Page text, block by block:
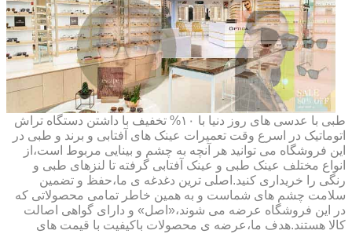
طبی با عدسی های روز دنیا با ۱۰% تخفیف با داشتن دستگاه تراش
اتوماتیک در اسرع وقت تعمیرات عینک های آفتابی و برند و طبی در
این فروشگاه می توانید هر آنچه به چشم و بینایی مربوط است،از
انواع مختلف عینک طبی و عینک آفتابی گرفته تا لنزهای طبی و
رنگی را خریداری کنید.اصلی ترین دغدغه ی ما،حفظ و تضمین
سلامت چشم های شماست و به همین خاطر تمامی محصولاتی که
در این فروشگاه عرضه می شوند،«اصل» و دارای گواهی اصالت
کالا هستند.هدف ما،عرضه ی محصولات باکیفیت با قیمت های